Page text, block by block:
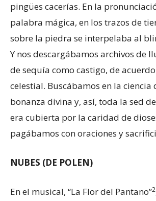
pingües cacerías. En la
palabra mágica, en los trazos de
sobre la piedra se interpelaba al
Y nos descargábamos archivos de
de sequía como castigo, de
celestial. Buscábamos en la ciencia
bonanza divina y, así, toda la sed
era cubierta por la caridad de
pagábamos con oraciones y
NUBES (DE POLEN)
En el musical, “La Flor del Pantano”2